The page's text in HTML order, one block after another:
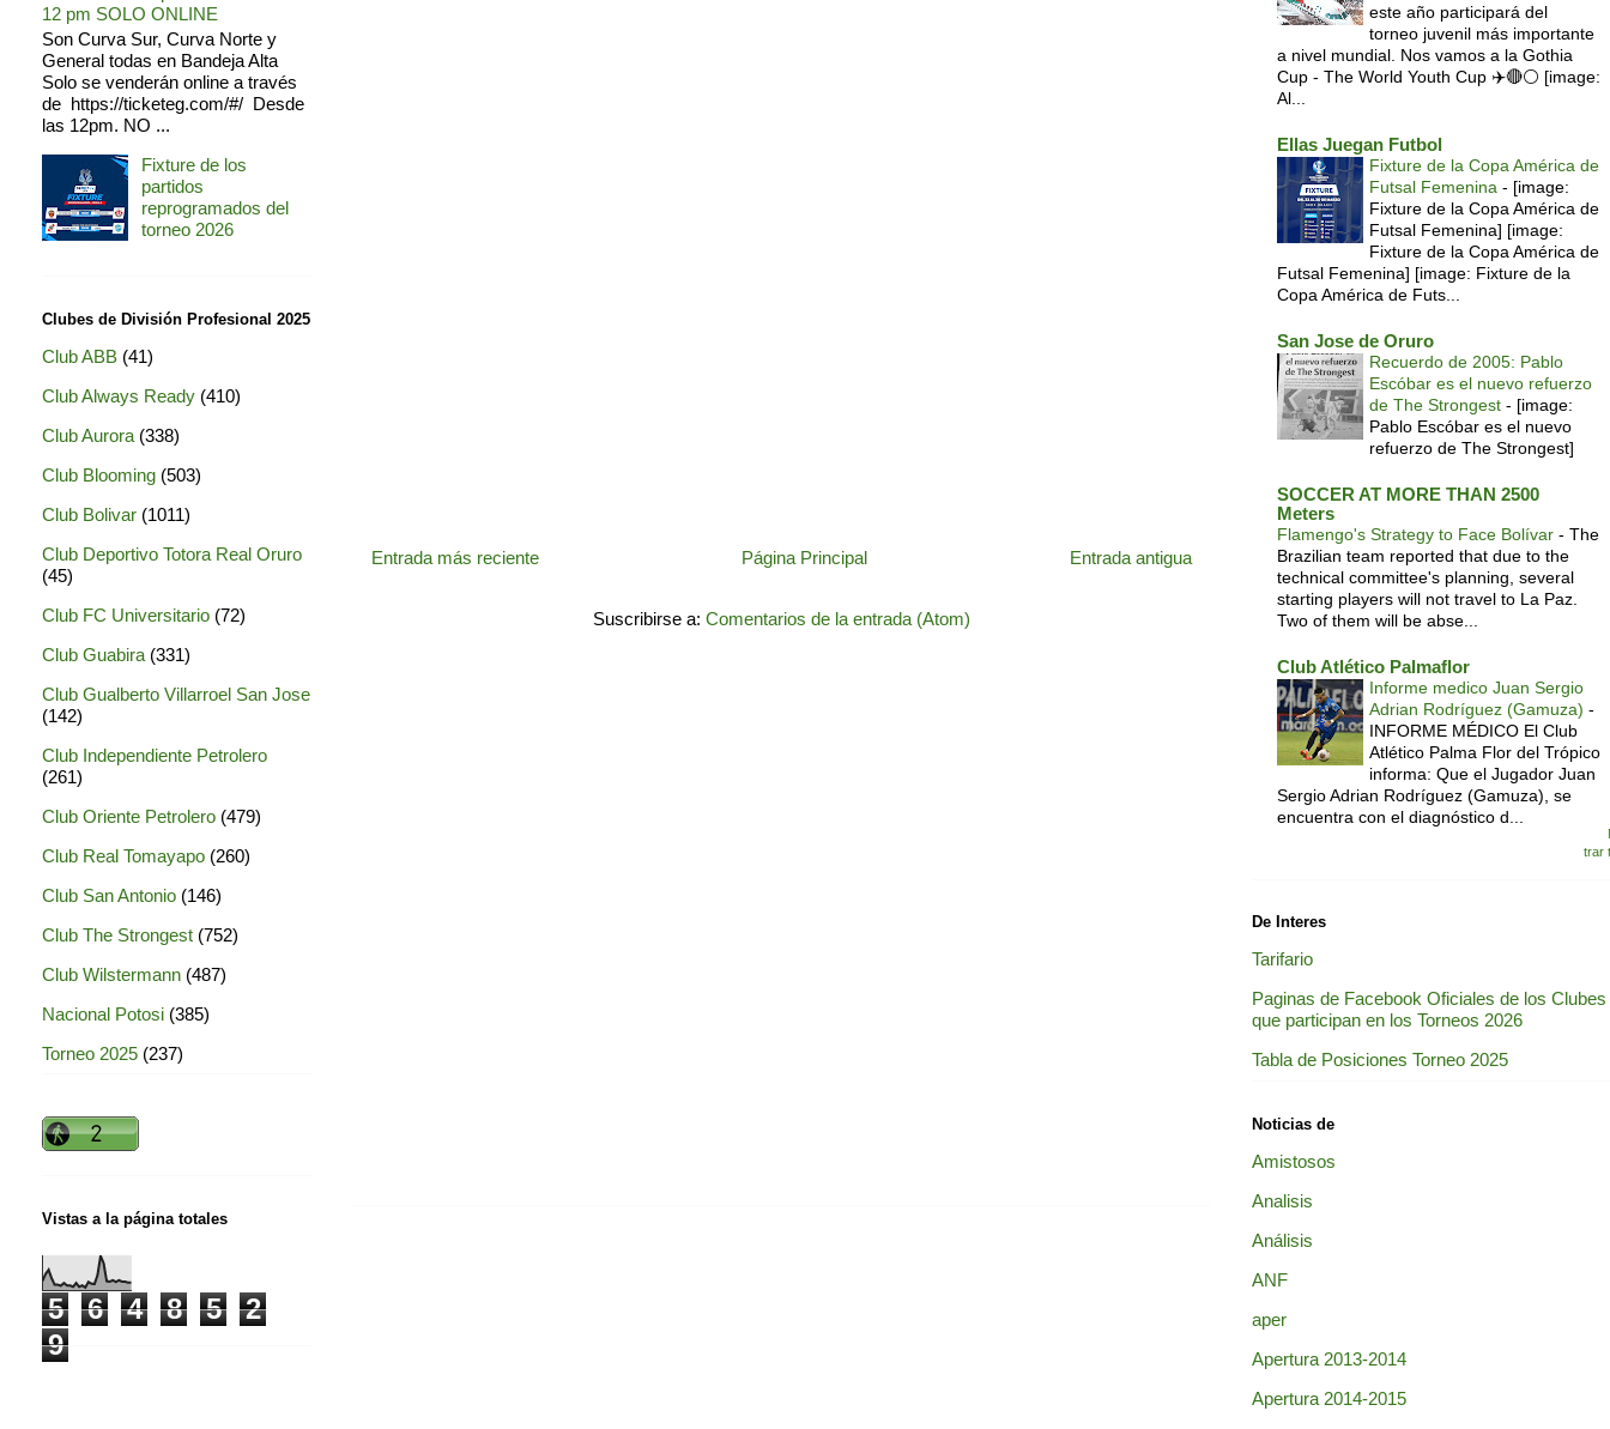
Entrada más reciente Entrada antigua
Página Principal
Suscribirse a: Comentarios de la entrada (Atom)
12 pm SOLO ONLINE
Son Curva Sur, Curva Norte y
General todas en Bandeja Alta
Solo se venderán online a través
de https://ticketeg.com/#/ Desde
las 12pm. NO ...
Fixture de los
partidos
reprogramados del
torneo 2026
Clubes de División Profesional 2025
Club ABB (41)
Club Always Ready (410)
Club Aurora (338)
Club Blooming (503)
Club Bolivar (1011)
Club Deportivo Totora Real Oruro
(45)
Club FC Universitario (72)
Club Guabira (331)
Club Gualberto Villarroel San Jose
(142)
Club Independiente Petrolero
(261)
Club Oriente Petrolero (479)
Club Real Tomayapo (260)
Club San Antonio (146)
Club The Strongest (752)
Club Wilstermann (487)
Nacional Potosi (385)
Torneo 2025 (237)
Vistas a la página totales
5 6 4 8 5
2
9
este año participará del
torneo juvenil más importante
a nivel mundial. Nos vamos a la Gothia
Cup - The World Youth Cup ✈️🔴⚪️ [image:
Al...
Ellas Juegan Futbol
Fixture de la Copa América de
Futsal Femenina - [image:
Fixture de la Copa América de
Futsal Femenina] [image:
Fixture de la Copa América de
Futsal Femenina] [image: Fixture de la
Copa América de Futs...
San Jose de Oruro
Recuerdo de 2005: Pablo
Escóbar es el nuevo refuerzo
de The Strongest - [image:
Pablo Escóbar es el nuevo
refuerzo de The Strongest]
SOCCER AT MORE THAN 2500
Meters
Flamengo's Strategy to Face Bolívar - The
Brazilian team reported that due to the
technical committee's planning, several
starting players will not travel to La Paz.
Two of them will be abse...
Club Atlético Palmaflor
Informe medico Juan Sergio
Adrian Rodríguez (Gamuza) -
INFORME MÉDICO El Club
Atlético Palma Flor del Trópico
informa: Que el Jugador Juan
Sergio Adrian Rodríguez (Gamuza), se
encuentra con el diagnóstico d...
trar
De Interes
Tarifario
Paginas de Facebook Oficiales de los Clubes
que participan en los Torneos 2026
Tabla de Posiciones Torneo 2025
Noticias de
Amistosos
Analisis
Análisis
ANF
aper
Apertura 2013-2014
Apertura 2014-2015